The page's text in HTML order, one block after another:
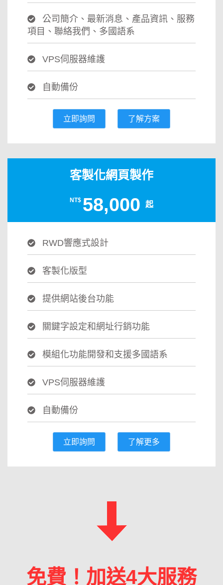
公司簡介、最新消息、產品資訊、服務
項目、聯絡我們、多國語系
VPS伺服器維護
自動備份
立即詢問 了解方案
客製化網頁製作
NT$ 58,000 起
RWD響應式設計
客製化版型
提供網站後台功能
關鍵字設定和網址行銷功能
模組化功能開發和支援多國語系
VPS伺服器維護
自動備份
立即詢問 了解更多
免費！加送4大服務